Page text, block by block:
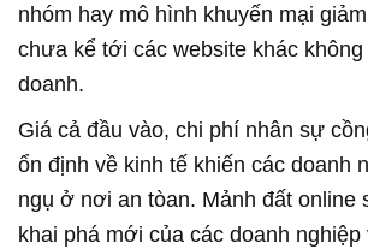
nhóm hay mô hình khuyến mại
chưa kể tới các website khác
doanh.
Giá cả đầu vào, chi phí nhân sự
ổn định về kinh tế khiến các doanh
ngụ ở nơi an tòan. Mảnh đất online
khai phá mới của các doanh nghiệp